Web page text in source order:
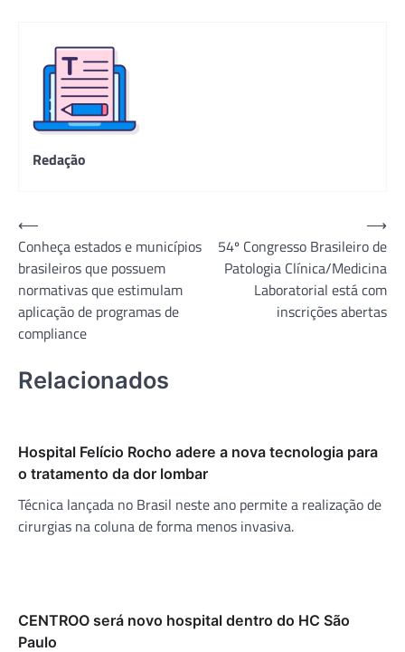
Redação
Navegação
de
Post
⟵
Conheça estados e municípios
brasileiros que possuem
normativas que estimulam
aplicação de programas de
compliance
54º Congresso Brasileiro de
Patologia Clínica/Medicina
Laboratorial está com
inscrições abertas
⟶
Relacionados
Hospital Felício Rocho adere a nova tecnologia para
o tratamento da dor lombar
Técnica lançada no Brasil neste ano permite a realização de
cirurgias na coluna de forma menos invasiva.
CENTROO será novo hospital dentro do HC São
Paulo